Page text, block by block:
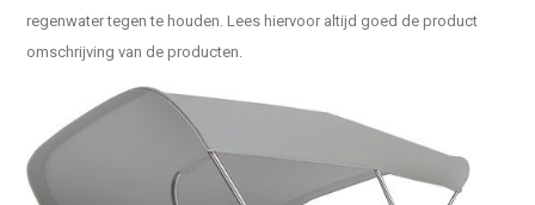
regenwater tegen te houden. Lees hiervoor altijd goed de product
omschrijving van de producten.